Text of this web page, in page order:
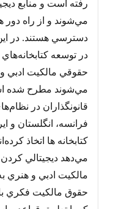
رفته است و منابع
مي‌شوند و از راه دور
دسترسي هستند. در
در توسعه
حقوقي مالکيت ادبي و
مي‌شوند مطرح شده
قانونگذاران در
فرانسه، انگلستان و
کتابخانه ها اتخاذ
مي‌دهد ديجيتالي کردن
مالکيت ادبي و هنري
حقوق مالکيت فکري